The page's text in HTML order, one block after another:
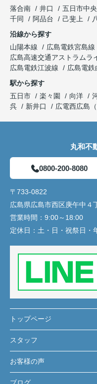
落合南
井口 五日市中央
千同
阿品台 己斐上
沿線から探す
山陽本線
広島電鉄宮島線
広島高速交通アストラムラ
広島電鉄江波線
広島電鉄
駅から探す
五日市
楽々園 向洋
呉
新井口 広電西広島（
丸和不
0800-200-8080
〒733-0822
広島県広島市西区庚午中４
営業時間： 9:00～18:00
定休日： 土・日・祝祭日・
トップページ
スタッフ
お客様の声